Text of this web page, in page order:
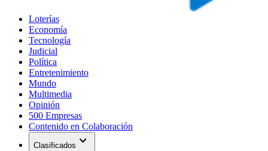
Loterías
Economía
Tecnología
Judicial
Política
Entretenimiento
Mundo
Multimedia
Opinión
500 Empresas
Contenido en Colaboración
Clasificados expand_more